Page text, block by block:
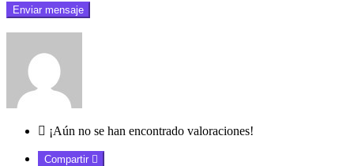
¡Aún no se han encontrado valoraciones!
Compartir